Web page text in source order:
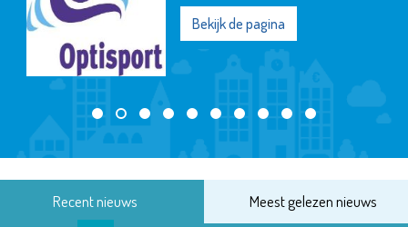
Bekijk de pagina
Recent nieuws Meest gelezen nieuws